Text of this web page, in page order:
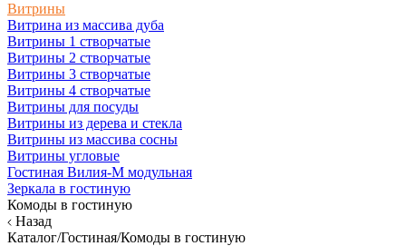
Витрины
Витрина из массива дуба
Витрины 1 створчатые
Витрины 2 створчатые
Витрины 3 створчатые
Витрины 4 створчатые
Витрины для посуды
Витрины из дерева и стекла
Витрины из массива сосны
Витрины угловые
Гостиная Вилия-М модульная
Зеркала в гостиную
Комоды в гостиную
Назад
Каталог/Гостиная/Комоды в гостиную